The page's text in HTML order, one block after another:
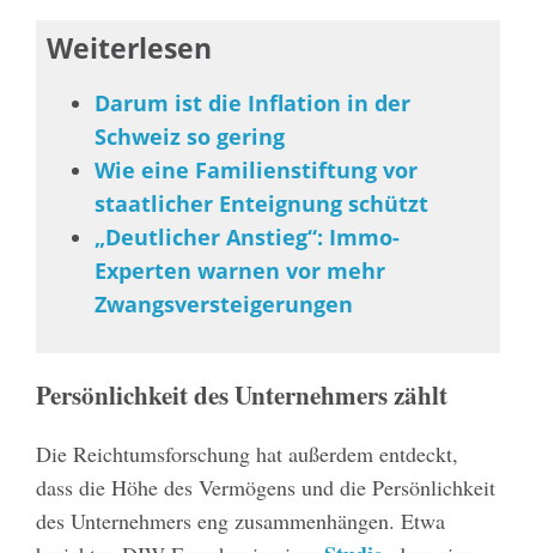
Weiterlesen
Darum ist die Inflation in der
Schweiz so gering
Wie eine Familienstiftung vor
staatlicher Enteignung schützt
„Deutlicher Anstieg“: Immo-
Experten warnen vor mehr
Zwangsversteigerungen
Persönlichkeit des Unternehmers zählt
Die Reichtumsforschung hat außerdem entdeckt,
dass die Höhe des Vermögens und die Persönlichkeit
des Unternehmers eng zusammenhängen. Etwa